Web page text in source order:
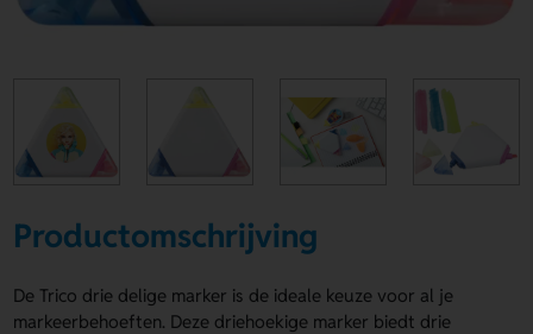
Productomschrijving
De Trico drie delige marker is de ideale keuze voor al je
markeerbehoeften. Deze driehoekige marker biedt drie